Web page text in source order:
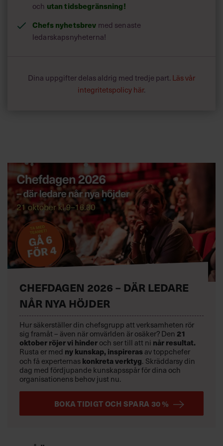
och utan tidsbegränsning!
Chefs nyhetsbrev med senaste
ledarskapsnyheterna!
Dina uppgifter delas aldrig med tredje part. Läs vår
integritetspolicy här.
CHEFDAGEN 2026 – DÄR LEDARE
NÅR NYA HÖJDER
Hur säkerställer din chefsgrupp att verksamheten rör
sig framåt – även när omvärlden är osäker? Den 21
oktoberröjer vi hinderoch ser till att ni når resultat.
Rusta er med ny kunskap, inspirerasav toppchefer
och få experternaskonkreta verktyg. Skräddarsy din
dag med fördjupande kunskapsspår för dina och
organisationens behov just nu.
BOKA TIDIGT OCH SPARA 30 %